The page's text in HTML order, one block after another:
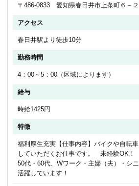
〒486-0833 愛知県春日井市上条町６－
アクセス
春日井駅より徒歩10分
勤務時間
4：00～5：00（区域によります）
給与
時給1425円
特徴
福利厚生充実【仕事内容】バイクや自転
していただくお仕事です。 未経験OK！
50代・60代、Wワーク・主婦（夫）・シ
活躍しています！